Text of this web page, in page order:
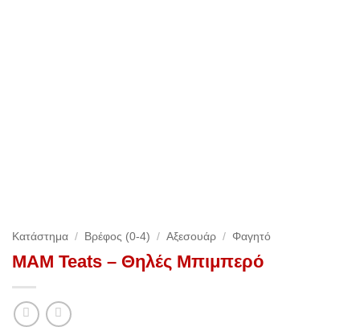
Κατάστημα / Βρέφος (0-4) / Αξεσουάρ / Φαγητό
MAM Teats – Θηλές Μπιμπερό